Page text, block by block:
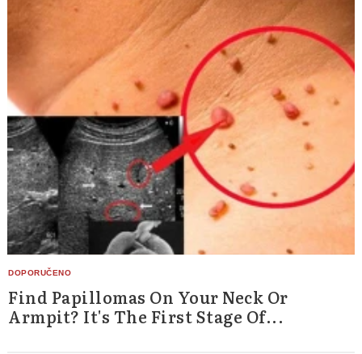
Find Papillomas On Your Neck Or
Armpit? It's The First Stage Of...